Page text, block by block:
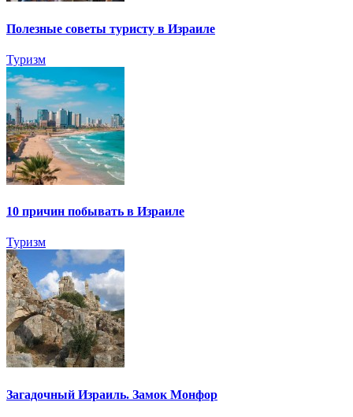
Полезные советы туристу в Израиле
Туризм
10 причин побывать в Израиле
Туризм
Загадочный Израиль. Замок Монфор